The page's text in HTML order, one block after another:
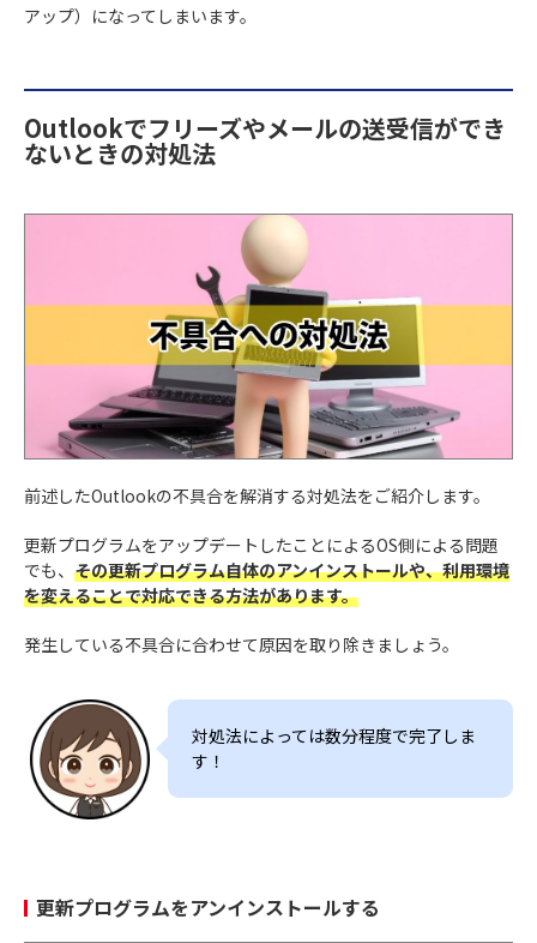
アップ）になってしまいます。
Outlookでフリーズやメールの送受信ができ
ないときの対処法
前述したOutlookの不具合を解消する対処法をご紹介します。
更新プログラムをアップデートしたことによるOS側による問題
でも、 その更新プログラム自体のアンインストールや、利用環境
を変えることで対応できる方法があります。
発生している不具合に合わせて原因を取り除きましょう。
対処法によっては数分程度で完了しま
す！
更新プログラムをアンインストールする